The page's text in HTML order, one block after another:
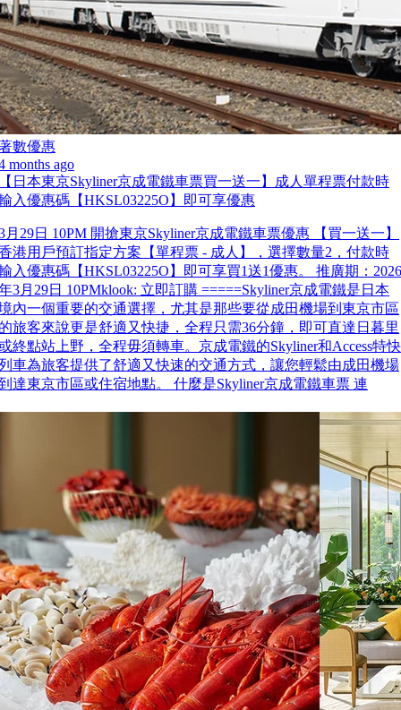
數優惠
months ago
日本東京Skyliner京成電鐵車票買一送一】成人單程票付款時
入優惠碼【HKSL03225O】即可享優惠
月29日 10PM 開搶東京Skyliner京成電鐵車票優惠 【買一送一】
港用戶預訂指定方案【單程票 - 成人】，選擇數量2，付款時
入優惠碼【HKSL03225O】即可享買1送1優惠。 推廣期：2026
3月29日 10PMklook: 立即訂購 =====Skyliner京成電鐵是日本
內一個重要的交通選擇，尤其是那些要從成田機場到東京市區
旅客來說更是舒適又快捷，全程只需36分鐘，即可直達日暮里
終點站上野，全程毋須轉車。京成電鐵的Skyliner和Access特快
車為旅客提供了舒適又快速的交通方式，讓您輕鬆由成田機場
達東京市區或住宿地點。 什麼是Skyliner京成電鐵車票 連